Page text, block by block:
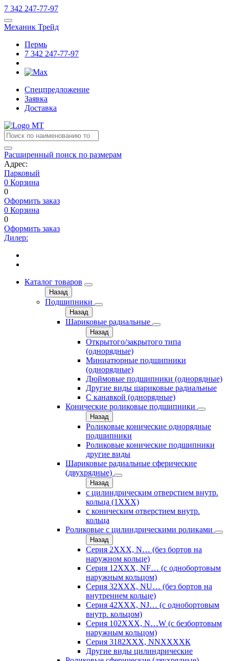
7 342 247-77-97
Механик Трейд
Пермь
7 342 247-77-97
Спецпредложение
Заявка
Доставка
Расширенный поиск по размерам
Адрес:
Парковый
0 Корзина
0
Оформить заказ
0 Корзина
0
Оформить заказ
Дилер:
Каталог товаров
Назад
Подшипники
Назад
Шариковые радиальные
Назад
Открытого/закрытого типа
(однорядные)
Миниатюрные подшипники
(однорядные)
Дюймовые подшипники (однорядные)
Другие виды шариковые радиальные
С канавкой (однорядные)
Конические роликовые подшипники
Назад
Роликовые конические однорядные
подшипники
Роликовые конические подшипники
другие виды
Шариковые радиальные сферические
(двухрядные)
Назад
с цилиндрическим отверстием внутр.
кольца (1ХХХ)
с коническим отверстием внутр.
кольца
Роликовые с цилиндрическими роликами
Назад
Серия 2ХХХ, N… (без бортов на
наружном кольце)
Серия 12ХХХ, NF… (с однобортовым
наружным кольцом)
Серия 32ХХХ, NU… (без бортов на
внутреннем кольце)
Серия 42ХХХ, NJ… (с однобортовым
внутр. кольцом)
Серия 102ХХХ, N…W (с безбортовым
наружным кольцом)
Серия 3182ХХХ, NNХХХХК
Другие виды цилиндрические